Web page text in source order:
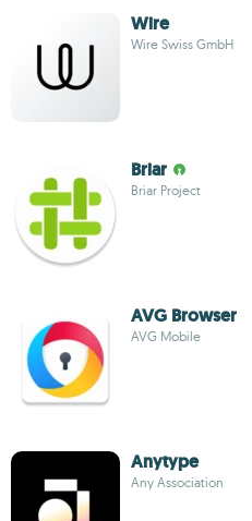
Wire
Wire Swiss GmbH
Briar
Briar Project
AVG Browser
AVG Mobile
Anytype
Any Association